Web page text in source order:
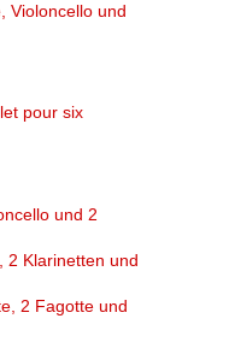
Violoncello und
pour six
und 2
2 Klarinetten und
2 Fagotte und